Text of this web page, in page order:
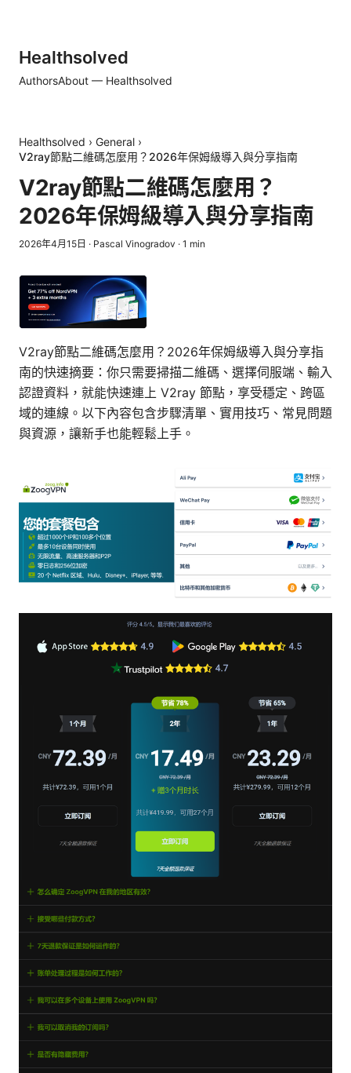
Healthsolved
AuthorsAbout — Healthsolved
Healthsolved › General ›
V2ray節點二維碼怎麼用？2026年保姆級導入與分享指南
V2ray節點二維碼怎麼用？
2026年保姆級導入與分享指南
2026年4月15日 · Pascal Vinogradov · 1 min
V2ray節點二維碼怎麼用？2026年保姆級導入與分享指
南的快速摘要：你只需要掃描二維碼、選擇伺服端、輸入
認證資料，就能快速連上 V2ray 節點，享受穩定、跨區
域的連線。以下內容包含步驟清單、實用技巧、常見問題
與資源，讓新手也能輕鬆上手。